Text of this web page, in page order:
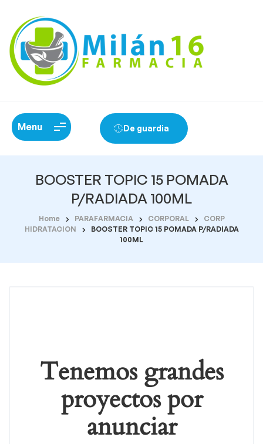
Menu De guardia
BOOSTER TOPIC 15 POMADA
P/RADIADA 100ML
Home PARAFARMACIA CORPORAL
CORP
HIDRATACION
BOOSTER TOPIC 15 POMADA P/RADIADA
100ML
Tenemos grandes
proyectos por
anunciar